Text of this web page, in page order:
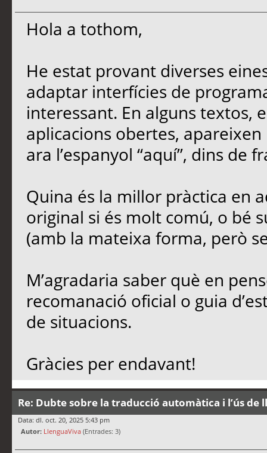
Hola a tothom,
He estat provant diverses
adaptar interfícies de
interessant. En alguns textos,
aplicacions obertes,
ara l’espanyol “aquí”, dins de
Quina és la millor pràctica en
original si és molt comú, o bé
(amb la mateixa forma, però
M’agradaria saber què en
recomanació oficial o guia
de situacions.
Gràcies per endavant!
Re: Dubte sobre la traducció automàtica i l’ús de
Data: dl. oct. 20, 2025 5:43 pm
Autor: LlenguaViva (Entrades: 3)